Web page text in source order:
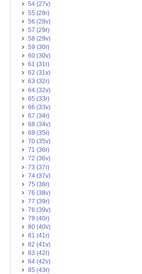
54 (27v)
55 (28r)
56 (28v)
57 (29r)
58 (29v)
59 (30r)
60 (30v)
61 (31r)
62 (31v)
63 (32r)
64 (32v)
65 (33r)
66 (33v)
67 (34r)
68 (34v)
69 (35r)
70 (35v)
71 (36r)
72 (36v)
73 (37r)
74 (37v)
75 (38r)
76 (38v)
77 (39r)
78 (39v)
79 (40r)
80 (40v)
81 (41r)
82 (41v)
83 (42r)
84 (42v)
85 (43r)